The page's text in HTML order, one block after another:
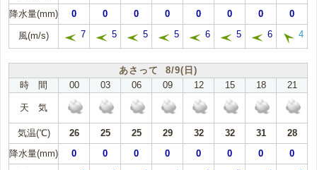
降水量(mm)
0 0 0 0 0 0 0 0
風(m/s) 7 5 5 5 6 5 6 4
あさって 8/9(日)
時 間
00 03 06 09 12 15 18 21
天 気
気温(℃) 26 25 25 29 32 32 31
28
降水量(mm)
0 0 0 0 0 0 0 0